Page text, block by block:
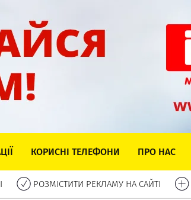
КОРИСНІ ТЕЛЕФОНИ ПРО НАС
РОЗМІСТИТИ РЕКЛАМУ НА САЙТІ